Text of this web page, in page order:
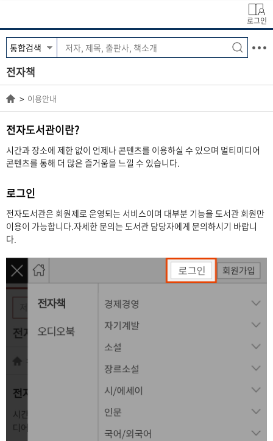
로그인
전자책
이용안내
전자도서관이란?
시간과 장소에 제한 없이 언제나 콘텐츠를 이용하실 수 있으며 멀티미디어
콘텐츠를 통해 더 많은 즐거움을 느낄 수 있습니다.
로그인
전자도서관은 회원제로 운영되는 서비스이며 대부분 기능을 도서관 회원만
이용이 가능합니다.자세한 문의는 도서관 담당자에게 문의하시기 바랍니
다.